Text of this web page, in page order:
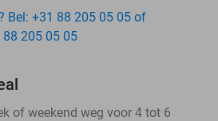
Bel: +31 88 205 05 05 of
205 05 05
of weekend weg voor 4 tot 6